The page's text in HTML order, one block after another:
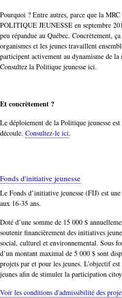
Pourquoi ? Entre autres, parce que la MRC
POLITIQUE JEUNESSE en septembre
peu répandue au Québec. Concrètement,
organismes et les jeunes travaillent
participent activement au dynamisme de
Consultez la Politique jeunesse ici.
Et concrètement ?
Le déploiement de la Politique jeunesse
découle. Consultez-le ici.
Fonds d'initiative jeunesse
Le Fonds d’initiative jeunesse (FIJ) est
aux 16-35 ans.
Doté d’une somme de 15 000 $
soutenir financièrement des initiatives
social, cul­turel et environnemental. Sous
d’un montant maximal de 5 000 $ sont
projets par et pour les jeunes. L’objectif
jeunes afin de stimuler la participation
Voir les conditions d'admissibilité des